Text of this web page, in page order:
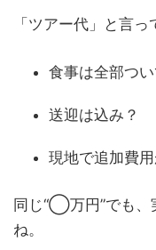
「ツアー代」と言っ
食事は全部つい
送迎は込み？
現地で追加費
同じ“◯万円”でも、
ね。